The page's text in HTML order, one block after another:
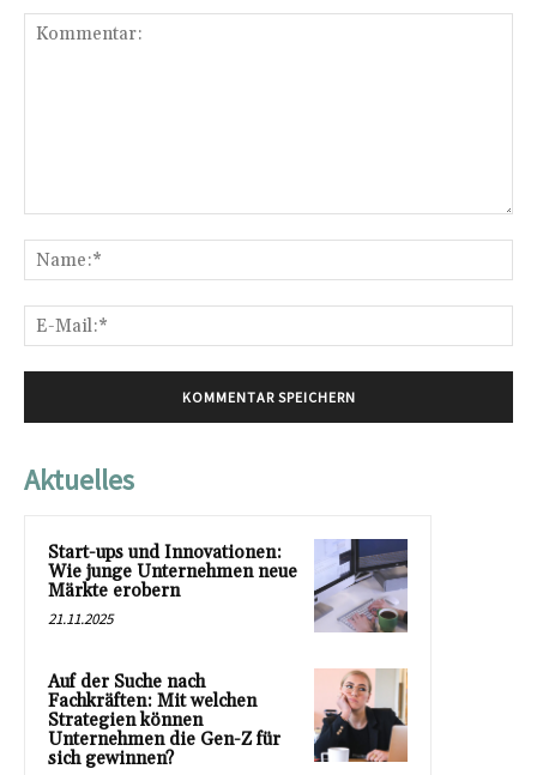
Aktuelles
Start-ups und Innovationen:
Wie junge Unternehmen neue
Märkte erobern
21.11.2025
Auf der Suche nach
Fachkräften: Mit welchen
Strategien können
Unternehmen die Gen-Z für
sich gewinnen?